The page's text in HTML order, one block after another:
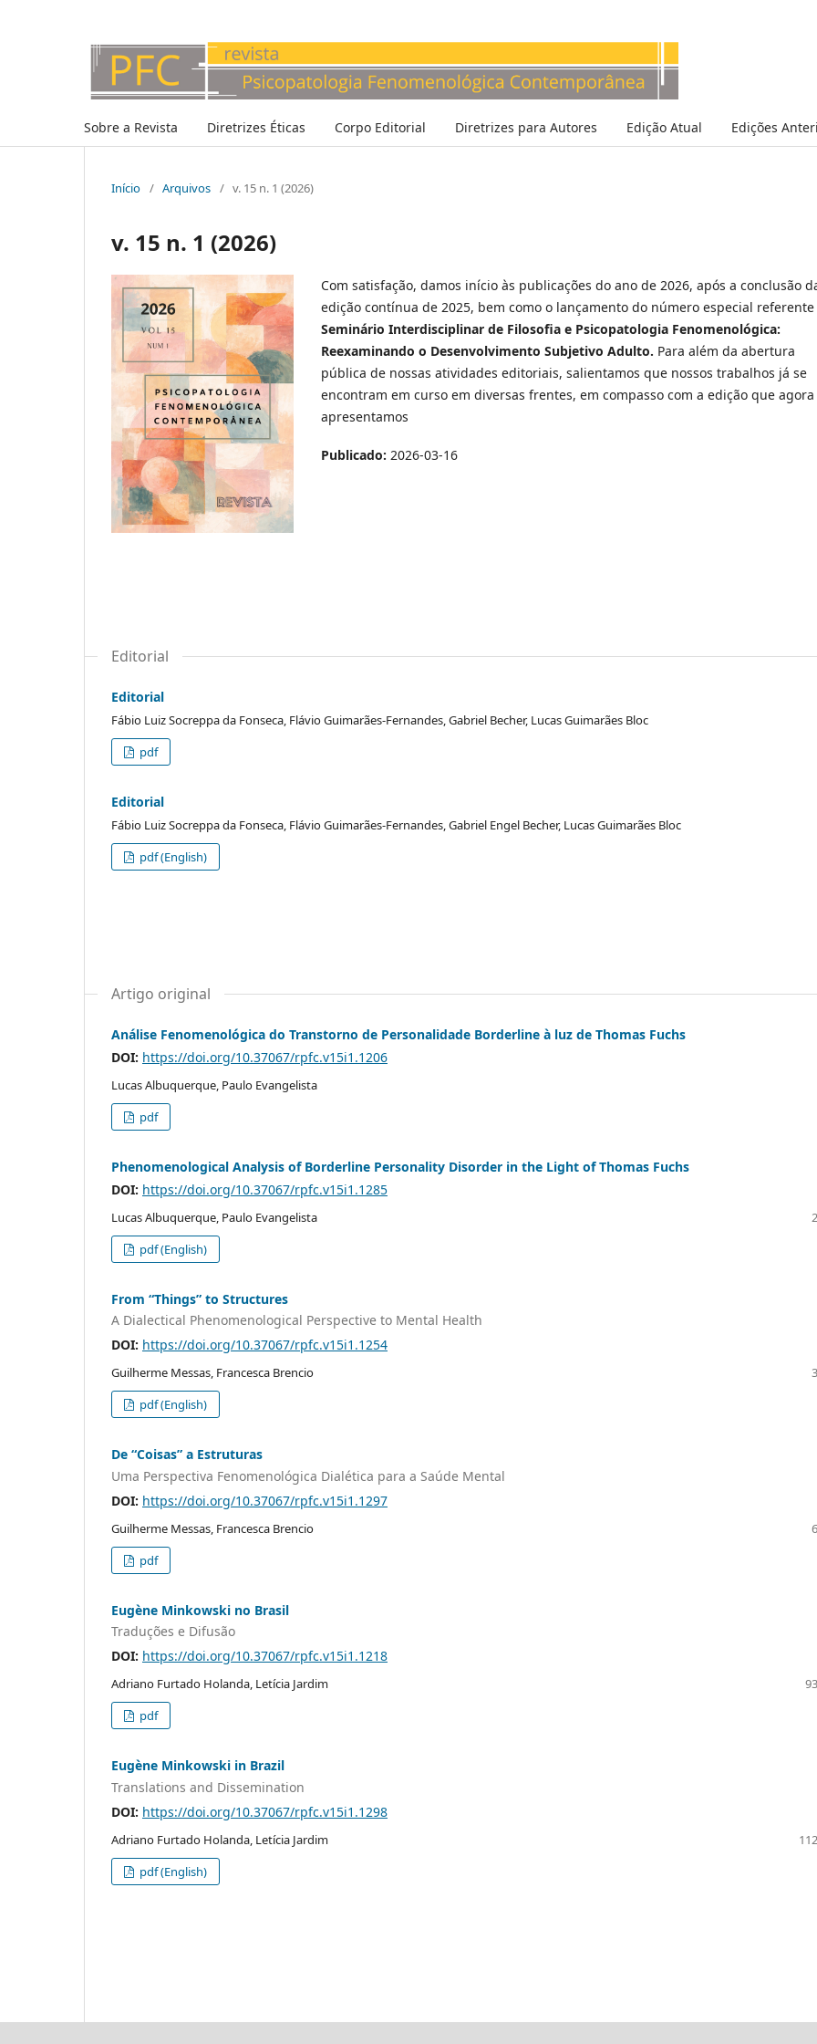
Sobre a Revista Diretrizes Éticas Corpo Editorial Diretrizes para Autores Edição Atual Edições
Início / Arquivos / v. 15 n. 1 (2026)
v. 15 n. 1 (2026)
Com satisfação, damos início às publicações do ano de 2026, após a conclusão
edição contínua de 2025, bem como o lançamento do número especial referente
Seminário Interdisciplinar de Filosofia e Psicopatologia Fenomenológica:
Reexaminando o Desenvolvimento Subjetivo Adulto. Para além da abertura
pública de nossas atividades editoriais, salientamos que nossos trabalhos já se
encontram em curso em diversas frentes, em compasso com a edição que agora
apresentamos
Publicado: 2026-03-16
Editorial
Editorial
Fábio Luiz Socreppa da Fonseca, Flávio Guimarães-Fernandes, Gabriel Becher, Lucas Guimarães Bloc
pdf
Editorial
Fábio Luiz Socreppa da Fonseca, Flávio Guimarães-Fernandes, Gabriel Engel Becher, Lucas Guimarães Bloc
pdf (English)
Artigo original
Análise Fenomenológica do Transtorno de Personalidade Borderline à luz de Thomas Fuchs
DOI: https://doi.org/10.37067/rpfc.v15i1.1206
Lucas Albuquerque, Paulo Evangelista
pdf
Phenomenological Analysis of Borderline Personality Disorder in the Light of Thomas Fuchs
DOI: https://doi.org/10.37067/rpfc.v15i1.1285
Lucas Albuquerque, Paulo Evangelista
pdf (English)
From “Things” to Structures
A Dialectical Phenomenological Perspective to Mental Health
DOI: https://doi.org/10.37067/rpfc.v15i1.1254
Guilherme Messas, Francesca Brencio
pdf (English)
De “Coisas” a Estruturas
Uma Perspectiva Fenomenológica Dialética para a Saúde Mental
DOI: https://doi.org/10.37067/rpfc.v15i1.1297
Guilherme Messas, Francesca Brencio
pdf
Eugène Minkowski no Brasil
Traduções e Difusão
DOI: https://doi.org/10.37067/rpfc.v15i1.1218
Adriano Furtado Holanda, Letícia Jardim
pdf
Eugène Minkowski in Brazil
Translations and Dissemination
DOI: https://doi.org/10.37067/rpfc.v15i1.1298
Adriano Furtado Holanda, Letícia Jardim
pdf (English)